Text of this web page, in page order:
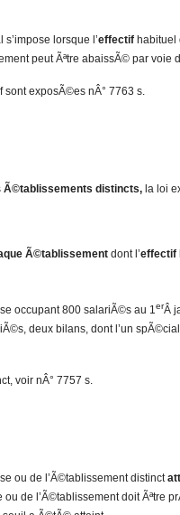
lorsque l’effectif habituel
peut Ãªtre abaissÃ© par voie
sont exposÃ©es nÂ° 7763 s.
Ã©tablissements distincts, la loi
Ã©tablissement dont l’effectif
occupant 800 salariÃ©s au 1erÂ
deux bilans, dont l’un
voir nÂ° 7757 s.
ou de l’Ã©tablissement distinct
ou de l’Ã©tablissement doit Ãªtre